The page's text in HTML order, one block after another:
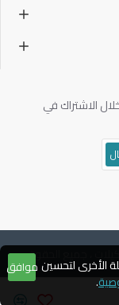
الاشتراك في
للتجارة والتوكيلات ، جميع الحقوق
موافق الأخرى لتحسين
.